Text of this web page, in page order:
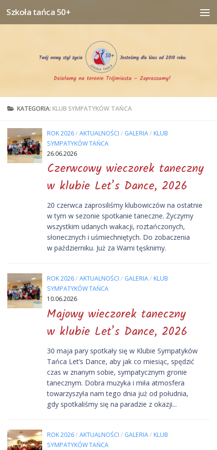
Przejdź do treści
Szkoła tańca 50+
KATEGORIA:KLUB SYMPATYKÓW TAŃCA
ROK 2026/ AKTUALNOŚCI / GALERIA/ KLUB
SYMPATYKÓW TAŃCA
26.06.2026
Czerwcowy wieczorek taneczny
w klubie Let’s Dance, 2026
20 czerwca zaprosiliśmy klubowiczów na ostatnie
w tym w sezonie spotkanie taneczne. Życzymy
wszystkim udanych wakacji, roztańczonych,
słonecznych i uśmiechniętych. Do zobaczenia
w październiku. Już za Wami tęsknimy.
ROK 2026/ AKTUALNOŚCI / GALERIA/ KLUB
SYMPATYKÓW TAŃCA
10.06.2026
Majowy wieczorek taneczny
w klubie Let’s Dance, 2026
30 maja pary spotkały się w Klubie Sympatyków
Tańca Let’s Dance, aby jak co miesiąc, spędzić
czas w znanym sobie, sympatycznym gronie
tanecznym. Dobra muzyka i miła atmosfera
towarzyszyła nam tego dnia już od południa,
gdy spotkaliśmy się na paradzie z okazji...
ROK 2026/ AKTUALNOŚCI / GALERIA/ KLUB
SYMPATYKÓW TAŃCA